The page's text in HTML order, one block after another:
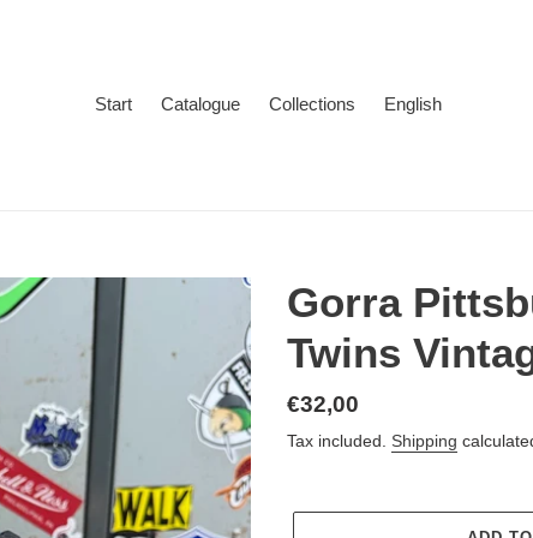
Start
Catalogue Collections English
Gorra
Twins
Regular
price
€32,00
Tax included. Shipping